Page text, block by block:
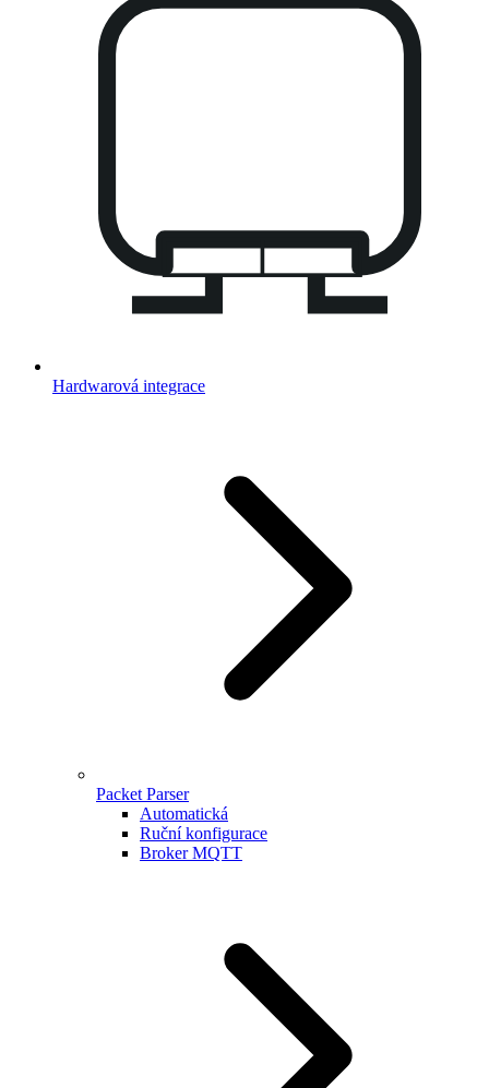
Hardwarová integrace
Packet Parser
Automatická
Ruční konfigurace
Broker MQTT